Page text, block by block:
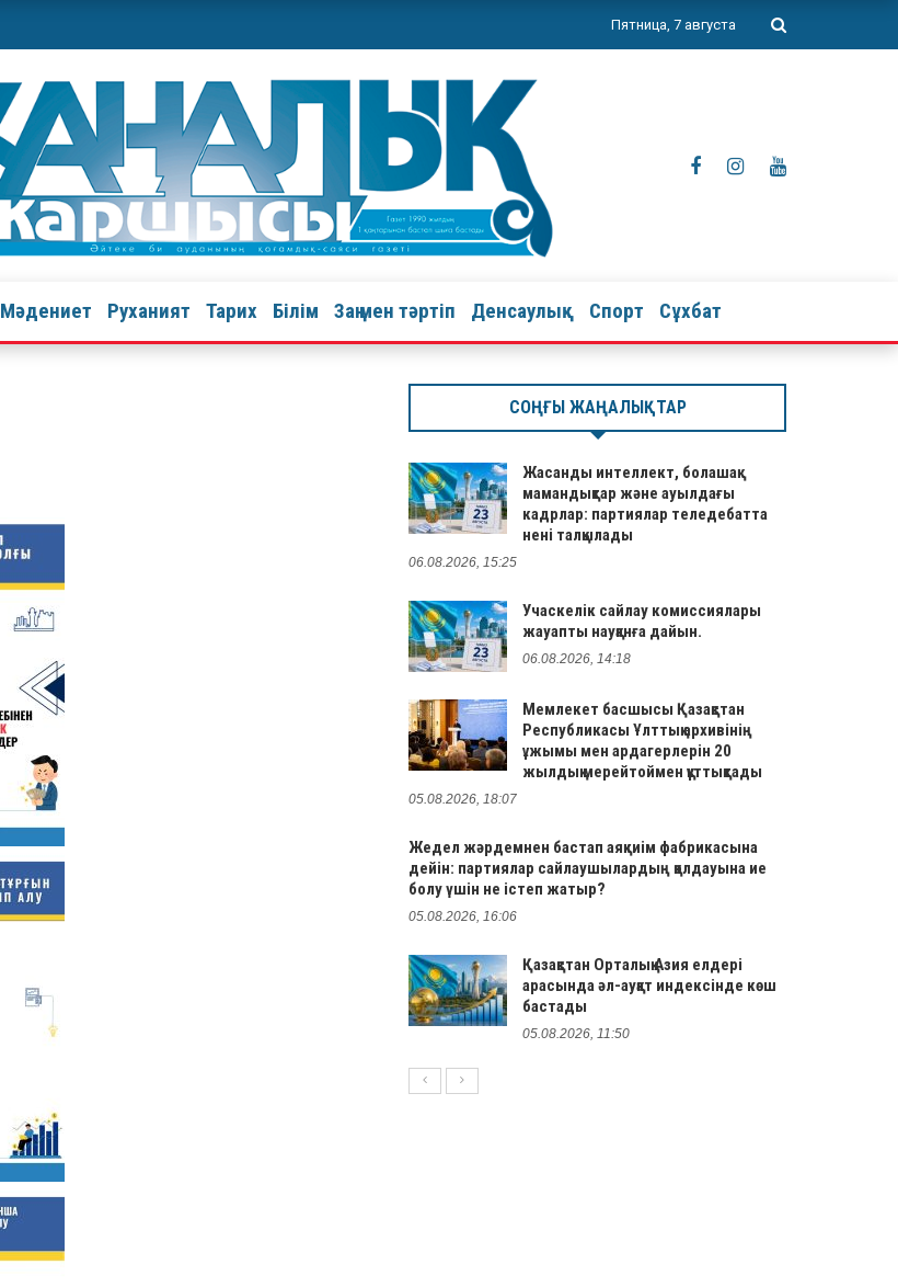
Пятница, 7 августа
Мәдениет Руханият Тарих Білім Заң мен тәртіп Денсаулық Спорт Сұхбат
СОҢҒЫ ЖАҢАЛЫҚТАР
Жасанды интеллект, болашақ
мамандықтар және ауылдағы
кадрлар: партиялар теледебатта
нені талқылады
06.08.2026, 15:25
Учаскелік сайлау комиссиялары
жауапты науқанға дайын.
06.08.2026, 14:18
Мемлекет басшысы Қазақстан
Республикасы Ұлттық архивінің
ұжымы мен ардагерлерін 20
жылдық мерейтоймен құттықтады
05.08.2026, 18:07
Жедел жәрдемнен бастап аяқкиім фабрикасына
дейін: партиялар сайлаушылардың қолдауына ие
болу үшін не істеп жатыр?
05.08.2026, 16:06
Қазақстан Орталық Азия елдері
арасында әл-ауқат индексінде көш
бастады
05.08.2026, 11:50